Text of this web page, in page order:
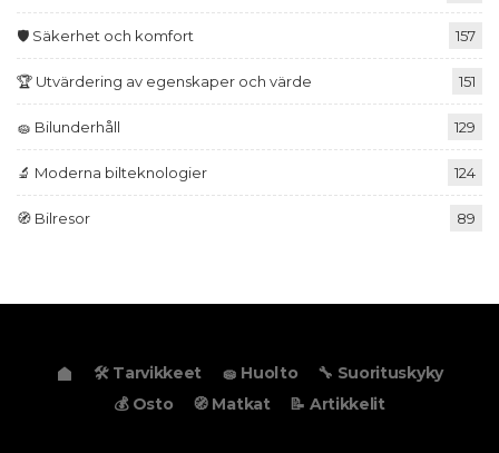
🛡️ Säkerhet och komfort 157
🏆 Utvärdering av egenskaper och värde 151
🧽 Bilunderhåll 129
🔬 Moderna bilteknologier 124
🧭 Bilresor 89
🛠️ Tarvikkeet 🧽 Huolto
🔧 Suorituskyky
💰 Osto
🧭 Matkat 📝 Artikkelit